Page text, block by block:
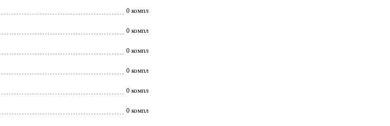
0 компл
0 компл
0 компл
0 компл
0 компл
0 компл